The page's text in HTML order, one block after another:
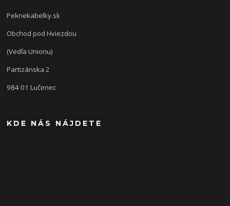
Peknekabelky.sk
Obchod pod Hviezdou
(Vedľa Unionu)
Partizánska 2
984 01 Lučenec
KDE NÁS NÁJDETE